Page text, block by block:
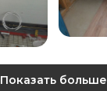
Показать больше